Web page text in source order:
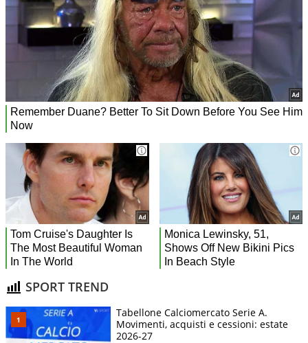
SPORT TREND
Tabellone Calciomercato Serie A.
Movimenti, acquisti e cessioni: estate
2026-27